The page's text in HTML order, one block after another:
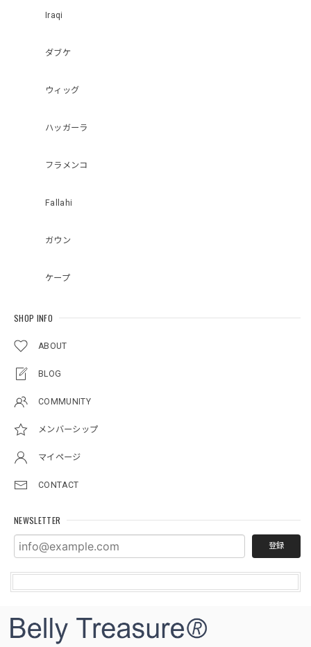
Iraqi
ダブケ
ウィッグ
ハッガーラ
フラメンコ
Fallahi
ガウン
ケープ
SHOP INFO
ABOUT
BLOG
COMMUNITY
メンバーシップ
マイページ
CONTACT
NEWSLETTER
登録